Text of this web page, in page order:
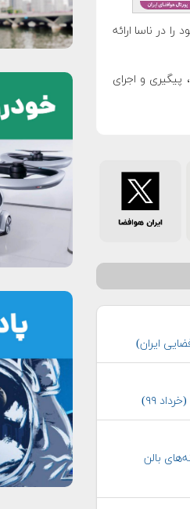
خود را در ناسا ارائه
پیگیری و اجرای
ایران)
۹۹)
بالن